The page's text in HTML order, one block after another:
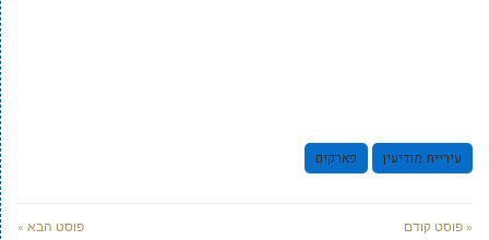
עיריית מודיעין פארקים
« פוסט קודם פוסט הבא »